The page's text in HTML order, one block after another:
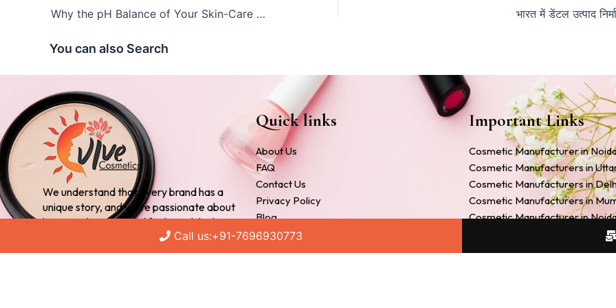
Why the pH Balance of Your Skin-Care Products Matters So Much? भारत में डेंटल उत्पाद
You can also Search
We understand that every brand has a
unique story, and we’re passionate about
bringing that story to life through high-
quality, customized products.
Quick links
About Us
FAQ
Contact Us
Privacy Policy
Blog
Cosmetic Companies
Cosmetic Manufacturers in India
Important Links
Cosmetic Manufacturer in
Cosmetic Manufacturers in
Cosmetic Manufacturers in
Cosmetic Manufacturers in
Cosmetic Manufacturer in
Cosmetic Manufacturers in
Cosmetic Manufacturers in
Call us:+91-7696930773